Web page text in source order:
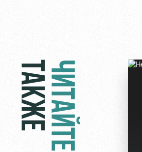
ЧИТАЙТЕ
ТАКЖЕ